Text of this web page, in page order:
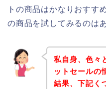
トの商品はかなりおすす
の商品を試してみるのは
私自身、色々
ットセールの
結果、下記く